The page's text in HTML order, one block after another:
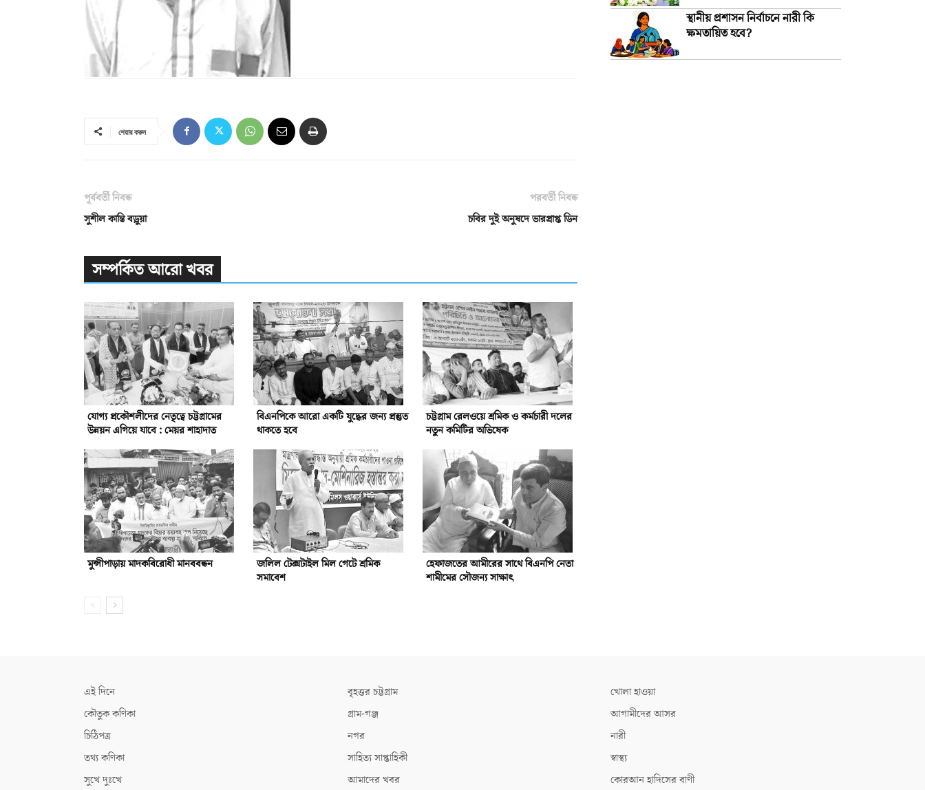
শেয়ার করুন
পূর্ববর্তী নিবন্ধ
সুশীল কান্তি বড়ুয়া
পরবর্তী নিবন্ধ
চবির দুই অনুষদে ভারপ্রাপ্ত ডিন
সম্পর্কিত আরো খবর
যোগ্য প্রকৌশলীদের নেতৃত্বে চট্টগ্রামের
উন্নয়ন এগিয়ে যাবে : মেয়র শাহাদাত
বিএনপিকে আরো একটি যুদ্ধের জন্য প্রস্তুত
থাকতে হবে
চট্টগ্রাম রেলওয়ে শ্রমিক ও কর্মচারী দলের
নতুন কমিটির অভিষেক
মুন্সীপাড়ায় মাদকবিরোধী মানববন্ধন
জলিল টেক্সটাইল মিল গেটে শ্রমিক
সমাবেশ
হেফাজতের আমীরের সাথে বিএনপি নেতা
শামীমের সৌজন্য সাক্ষাৎ
স্থানীয় প্রশাসন নির্বাচনে নারী কি
ক্ষমতায়িত হবে?
এই দিনে
কৌতুক কণিকা
চিঠিপত্র
তথ্য কণিকা
সুখে দুঃখে
বৃহত্তর চট্টগ্রাম
গ্রাম-গঞ্জ
নগর
সাহিত্য সাপ্তাহিকী
আমাদের খবর
খোলা হাওয়া
আগামীদের আসর
নারী
স্বাস্থ্য
কোরআন হাদিসের বাণী